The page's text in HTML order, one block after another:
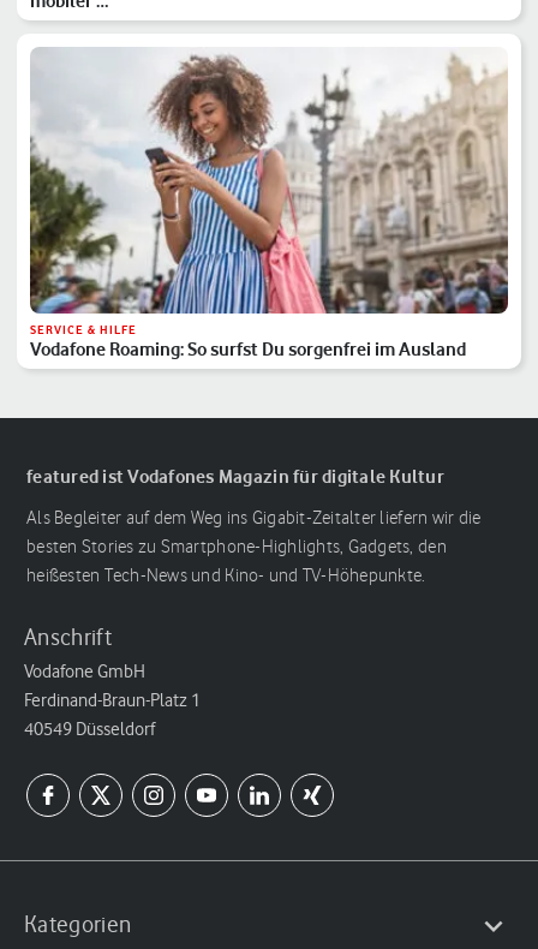
SERVICE & HILFE
Vodafone Roaming: So surfst Du sorgenfrei im Ausland
featured ist Vodafones Magazin für digitale Kultur
Als Begleiter auf dem Weg ins Gigabit-Zeitalter liefern wir die
besten Stories zu Smartphone-Highlights, Gadgets, den
heißesten Tech-News und Kino- und TV-Höhepunkte.
Anschrift
Vodafone GmbH
Ferdinand-Braun-Platz 1
40549 Düsseldorf
Kategorien